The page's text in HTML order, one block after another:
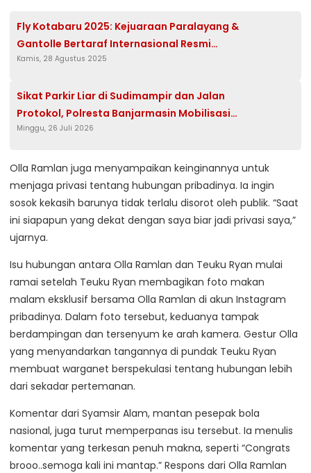
Fly Kotabaru 2025: Kejuaraan Paralayang &
Gantolle Bertaraf Internasional Resmi
Dibuka
Kamis, 28 Agustus 2025
Sikat Parkir Liar di Sudimampir dan Jalan
Protokol, Polresta Banjarmasin Mobilisasi
Tim Gabungan
Minggu, 26 Juli 2026
Olla Ramlan juga menyampaikan keinginannya untuk
menjaga privasi tentang hubungan pribadinya. Ia ingin
sosok kekasih barunya tidak terlalu disorot oleh publik. “Saat
ini siapapun yang dekat dengan saya biar jadi privasi saya,”
ujarnya.
Isu hubungan antara Olla Ramlan dan Teuku Ryan mulai
ramai setelah Teuku Ryan membagikan foto makan
malam eksklusif bersama Olla Ramlan di akun Instagram
pribadinya. Dalam foto tersebut, keduanya tampak
berdampingan dan tersenyum ke arah kamera. Gestur Olla
yang menyandarkan tangannya di pundak Teuku Ryan
membuat warganet berspekulasi tentang hubungan lebih
dari sekadar pertemanan.
Komentar dari Syamsir Alam, mantan pesepak bola
nasional, juga turut memperpanas isu tersebut. Ia menulis
komentar yang terkesan penuh makna, seperti “Congrats
brooo..semoga kali ini mantap.” Respons dari Olla Ramlan